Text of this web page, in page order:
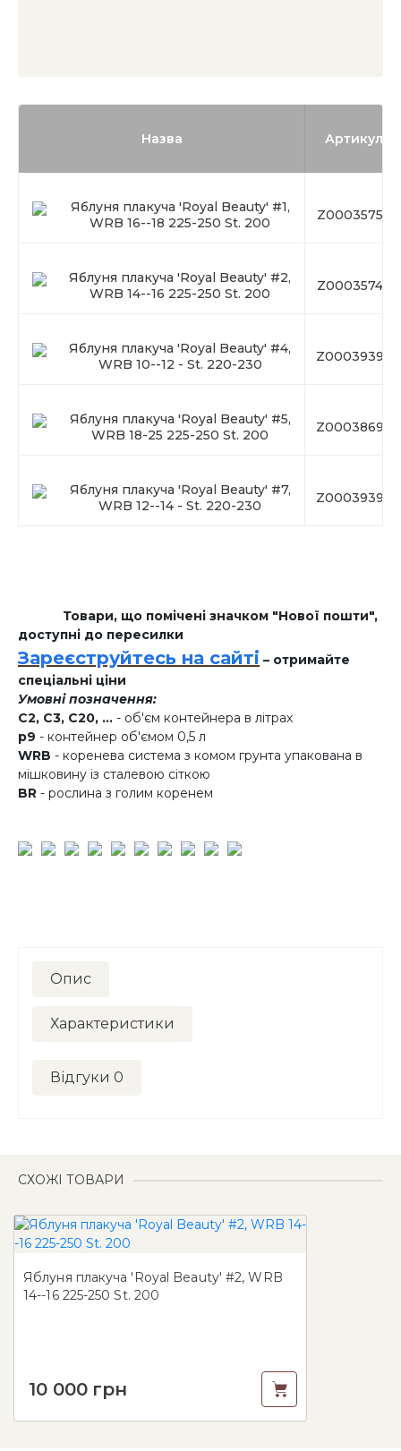
Назва Артикул
Яблуня плакуча 'Royal Beauty' #1,
WRB 16--18 225-250 St. 200
Z00035750
Яблуня плакуча 'Royal Beauty' #2,
WRB 14--16 225-250 St. 200
Z00035749
Яблуня плакуча 'Royal Beauty' #4,
WRB 10--12 - St. 220-230
Z00039393
Яблуня плакуча 'Royal Beauty' #5,
WRB 18-25 225-250 St. 200
Z00038694
Яблуня плакуча 'Royal Beauty' #7,
WRB 12--14 - St. 220-230
Z00039394
Товари, що помічені значком "Нової пошти",
доступні до пересилки
Зареєструйтесь на сайті – отримайте
спеціальні ціни
Умовні позначення:
C2, C3, C20, ... - об'єм контейнера в літрах
p9 - контейнер об'ємом 0,5 л
WRB - коренева система з комом грунта упакована в
мішковину із сталевою сіткою
BR - рослина з голим коренем
Опис
Характеристики
Відгуки 0
СХОЖІ ТОВАРИ
Яблуня плакуча 'Royal Beauty' #2, WRB
14--16 225-250 St. 200
10 000 грн